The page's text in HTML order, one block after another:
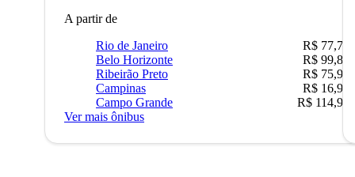
A partir de
Rio de Janeiro
R$ 77,70
Belo Horizonte
R$ 99,89
Ribeirão Preto
R$ 75,90
Campinas
R$ 16,90
Campo Grande
R$ 114,90
Ver mais ônibus